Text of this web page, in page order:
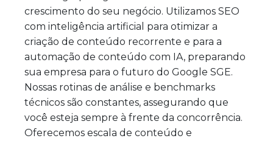
crescimento do seu negócio. Utilizamos SEO
com inteligência artificial para otimizar a
criação de conteúdo recorrente e para a
automação de conteúdo com IA, preparando
sua empresa para o futuro do Google SGE.
Nossas rotinas de análise e benchmarks
técnicos são constantes, assegurando que
você esteja sempre à frente da concorrência.
Oferecemos escala de conteúdo e